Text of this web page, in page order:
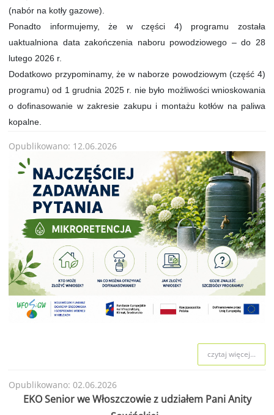
(nabór na kotły gazowe).
Ponadto informujemy, że w części 4) programu została
uaktualniona data zakończenia naboru powodziowego – do 28
lutego 2026 r.
Dodatkowo przypominamy, że w naborze powodziowym (część 4)
programu) od 1 grudnia 2025 r. nie było możliwości wnioskowania
o dofinasowanie w zakresie zakupu i montażu kotłów na paliwa
kopalne.
Opublikowano: 12.06.2026
czytaj więcej...
Opublikowano: 02.06.2026
EKO Senior we Włoszczowie z udziałem Pani Anity